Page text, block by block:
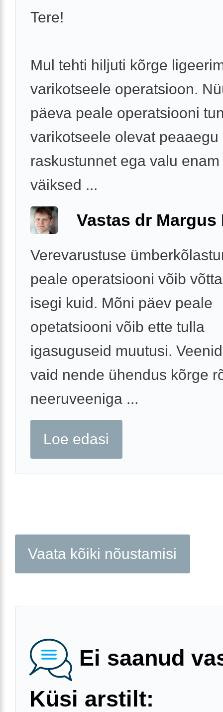
Tere!
Mul tehti hiljuti kõrge
varikotseele operatsioon.
päeva peale operatsiooni
varikotseele olevat peaaegu
raskustunnet ega valu
väiksed ...
Vastas dr Margus
Verevarustuse
peale operatsiooni võib
isegi kuid. Mõni päev peale
opetatsiooni võib ette tulla
igasuguseid muutusi.
vaid nende ühendus kõrge
neeruveeniga ...
Loe edasi
Vaata kõiki nõustamisi
Ei saanud
Küsi arstilt: